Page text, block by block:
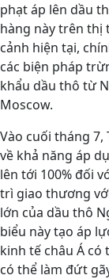
phạt áp lên dầu
hàng này trên thị
cảnh hiện tại,
các biện pháp
khẩu dầu thô từ
Moscow.
Vào cuối tháng
về khả năng áp
lên tới 100% đối
trì giao thương
lớn của dầu thô
biểu này tạo áp
kinh tế châu Á
có thể làm đứt